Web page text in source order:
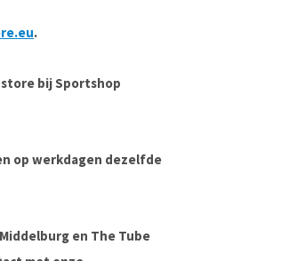
.
bij Sportshop
op werkdagen dezelfde
en The Tube